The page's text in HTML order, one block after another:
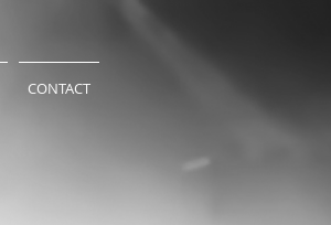
CONTACT